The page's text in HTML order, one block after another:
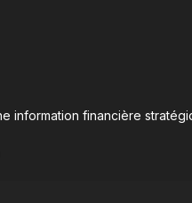
information financière